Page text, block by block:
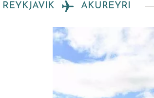
REYKJAVIK AKUREYRI